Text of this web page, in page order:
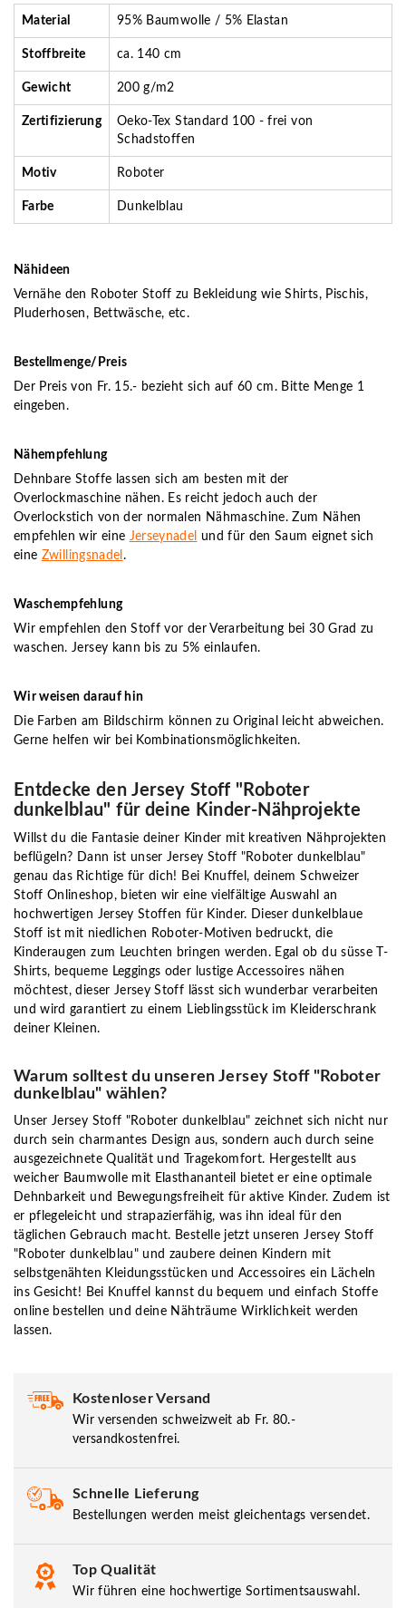
Material 95% Baumwolle / 5% Elastan
Stoffbreite ca. 140 cm
Gewicht 200 g/m2
Zertifizierung
Oeko-Tex Standard 100 - frei von
Schadstoffen
Motiv Roboter
Farbe Dunkelblau
Nähideen
Vernähe den Roboter Stoff zu Bekleidung wie Shirts, Pischis,
Pluderhosen, Bettwäsche, etc.
Bestellmenge/Preis
Der Preis von Fr. 15.- bezieht sich auf 60 cm. Bitte Menge 1
eingeben.
Nähempfehlung
Dehnbare Stoffe lassen sich am besten mit der
Overlockmaschine nähen. Es reicht jedoch auch der
Overlockstich von der normalen Nähmaschine. Zum Nähen
empfehlen wir eine Jerseynadel
und für den Saum eignet sich
eine Zwillingsnadel .
Waschempfehlung
Wir empfehlen den Stoff vor der Verarbeitung bei 30 Grad zu
waschen. Jersey kann bis zu 5% einlaufen.
Wir weisen darauf hin
Die Farben am Bildschirm können zu Original leicht abweichen.
Gerne helfen wir bei Kombinationsmöglichkeiten.
Entdecke den Jersey Stoff "Roboter
dunkelblau" für deine Kinder-Nähprojekte
Willst du die Fantasie deiner Kinder mit kreativen Nähprojekten
beflügeln? Dann ist unser Jersey Stoff "Roboter dunkelblau"
genau das Richtige für dich! Bei Knuffel, deinem Schweizer
Stoff Onlineshop, bieten wir eine vielfältige Auswahl an
hochwertigen Jersey Stoffen für Kinder. Dieser dunkelblaue
Stoff ist mit niedlichen Roboter-Motiven bedruckt, die
Kinderaugen zum Leuchten bringen werden. Egal ob du süsse T-
Shirts, bequeme Leggings oder lustige Accessoires nähen
möchtest, dieser Jersey Stoff lässt sich wunderbar verarbeiten
und wird garantiert zu einem Lieblingsstück im Kleiderschrank
deiner Kleinen.
Warum solltest du unseren Jersey Stoff "Roboter
dunkelblau" wählen?
Unser Jersey Stoff "Roboter dunkelblau" zeichnet sich nicht nur
durch sein charmantes Design aus, sondern auch durch seine
ausgezeichnete Qualität und Tragekomfort. Hergestellt aus
weicher Baumwolle mit Elasthananteil bietet er eine optimale
Dehnbarkeit und Bewegungsfreiheit für aktive Kinder. Zudem ist
er pflegeleicht und strapazierfähig, was ihn ideal für den
täglichen Gebrauch macht. Bestelle jetzt unseren Jersey Stoff
"Roboter dunkelblau" und zaubere deinen Kindern mit
selbstgenähten Kleidungsstücken und Accessoires ein Lächeln
ins Gesicht! Bei Knuffel kannst du bequem und einfach Stoffe
online bestellen und deine Nähträume Wirklichkeit werden
lassen.
Kostenloser Versand
Wir versenden schweizweit ab Fr. 80.-
versandkostenfrei.
Schnelle Lieferung
Bestellungen werden meist gleichentags versendet.
Top Qualität
Wir führen eine hochwertige Sortimentsauswahl.